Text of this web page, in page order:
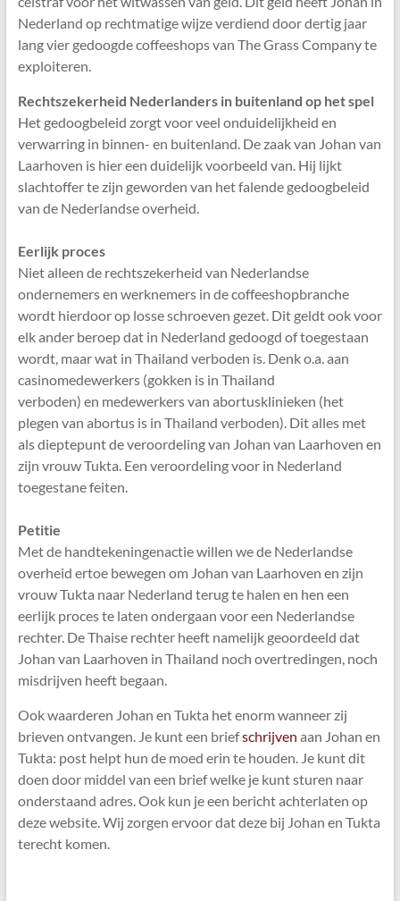
Nederland op rechtmatige wijze verdiend door dertig jaar
lang vier gedoogde coffeeshops van The Grass Company te
exploiteren.
Rechtszekerheid Nederlanders in buitenland op het spel
Het gedoogbeleid zorgt voor veel onduidelijkheid en
verwarring in binnen- en buitenland. De zaak van Johan van
Laarhoven is hier een duidelijk voorbeeld van. Hij lijkt
slachtoffer te zijn geworden van het falende gedoogbeleid
van de Nederlandse overheid.
Eerlijk proces
Niet alleen de rechtszekerheid van Nederlandse
ondernemers en werknemers in de coffeeshopbranche
wordt hierdoor op losse schroeven gezet. Dit geldt ook voor
elk ander beroep dat in Nederland gedoogd of toegestaan
wordt, maar wat in Thailand verboden is. Denk o.a. aan
casinomedewerkers (gokken is in Thailand
verboden) en medewerkers van abortusklinieken (het
plegen van abortus is in Thailand verboden). Dit alles met
als dieptepunt de veroordeling van Johan van Laarhoven en
zijn vrouw Tukta. Een veroordeling voor in Nederland
toegestane feiten.
Petitie
Met de handtekeningenactie willen we de Nederlandse
overheid ertoe bewegen om Johan van Laarhoven en zijn
vrouw Tukta naar Nederland terug te halen en hen een
eerlijk proces te laten ondergaan voor een Nederlandse
rechter. De Thaise rechter heeft namelijk geoordeeld dat
Johan van Laarhoven in Thailand noch overtredingen, noch
misdrijven heeft begaan.
Ook waarderen Johan en Tukta het enorm wanneer zij
brieven ontvangen. Je kunt een briefschrijven aan Johan en
Tukta: post helpt hun de moed erin te houden. Je kunt dit
doen door middel van een brief welke je kunt sturen naar
onderstaand adres. Ook kun je een bericht achterlaten op
deze website. Wij zorgen ervoor dat deze bij Johan en Tukta
terecht komen.